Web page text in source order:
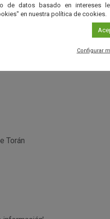
de dinamización del
Consejería de Agricultura,
Rural de Andalucía 2014-2020.
Torán
de datos basado en intereses
en nuestra política de cookies.
Configurar